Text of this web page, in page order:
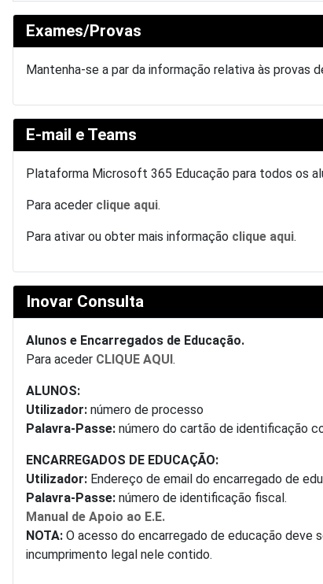
Exames/Provas
Mantenha-se a par da informação relativa às provas
E-mail e Teams
Plataforma Microsoft 365 Educação para todos os
Para aceder clique aqui.
Para ativar ou obter mais informação clique aqui.
Inovar Consulta
Alunos e Encarregados de Educação.
Para aceder CLIQUE AQUI .
ALUNOS:
Utilizador: número de processo
Palavra-Passe: número do cartão de identificação
ENCARREGADOS DE EDUCAÇÃO:
Utilizador: Endereço de email do encarregado de
Palavra-Passe: número de identificação fiscal.
Manual de Apoio ao E.E.
NOTA: O acesso do encarregado de educação deve
incumprimento legal nele contido.